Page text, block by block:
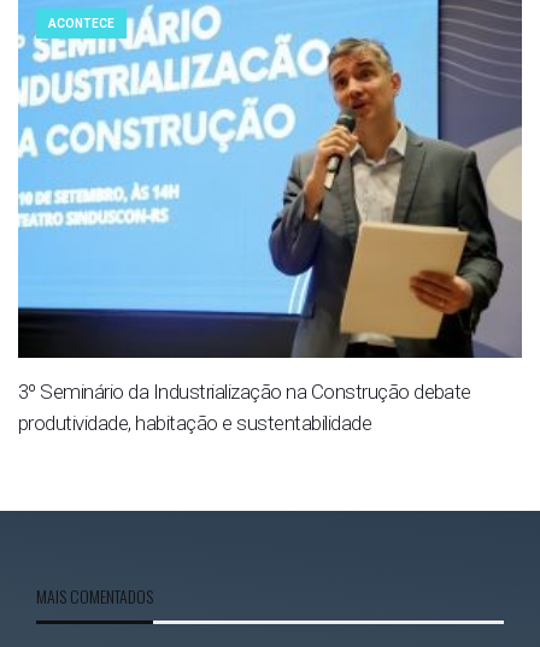
ACONTECE
3º Seminário da Industrialização na Construção debate
produtividade, habitação e sustentabilidade
MAIS COMENTADOS